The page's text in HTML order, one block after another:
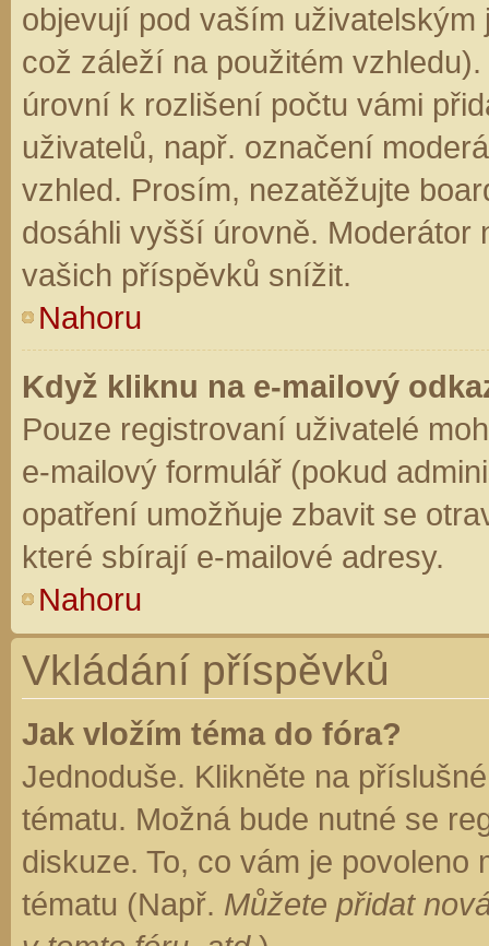
objevují pod vaším
což záleží na použitém
úrovní k rozlišení počtu vámi
uživatelů, např. označení
vzhled. Prosím, nezatěžujte
dosáhli vyšší úrovně. Moderátor
vašich příspěvků snížit.
Nahoru
Když kliknu na e-mailový
Pouze registrovaní uživatelé
e-mailový formulář (pokud
opatření umožňuje zbavit se
které sbírají e-mailové adresy.
Nahoru
Vkládání příspěvků
Jak vložím téma do fóra?
Jednoduše. Klikněte na
tématu. Možná bude nutné se
diskuze. To, co vám je
tématu (Např. Můžete přidat